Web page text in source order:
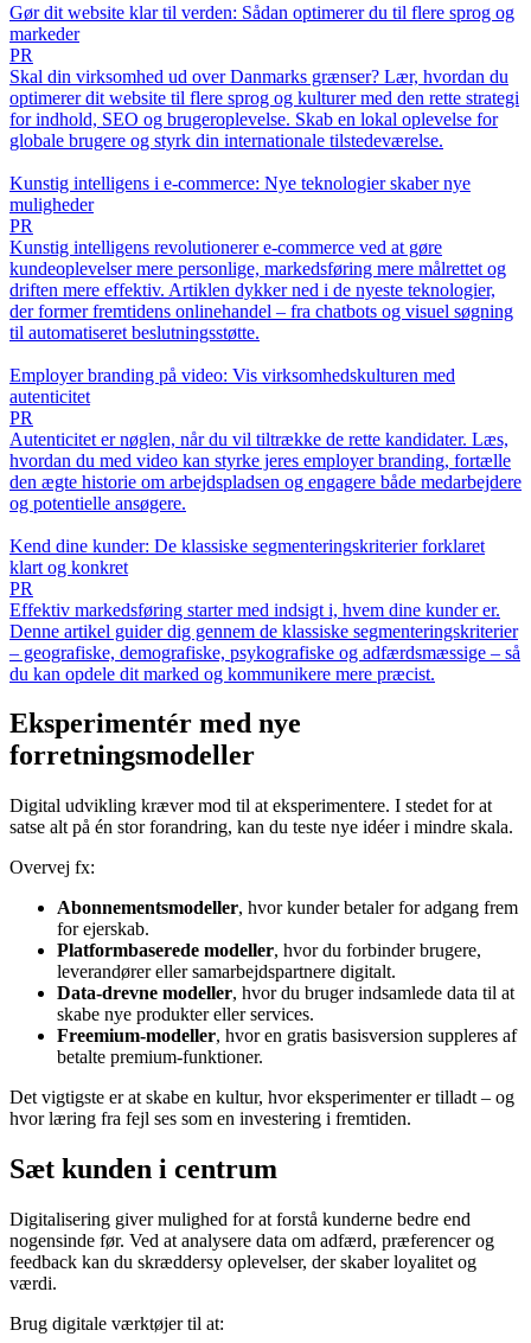
Gør dit website klar til verden: Sådan optimerer du til flere sprog og
markeder
PR
Skal din virksomhed ud over Danmarks grænser? Lær, hvordan du
optimerer dit website til flere sprog og kulturer med den rette strategi
for indhold, SEO og brugeroplevelse. Skab en lokal oplevelse for
globale brugere og styrk din internationale tilstedeværelse.
Kunstig intelligens i e-commerce: Nye teknologier skaber nye
muligheder
PR
Kunstig intelligens revolutionerer e-commerce ved at gøre
kundeoplevelser mere personlige, markedsføring mere målrettet og
driften mere effektiv. Artiklen dykker ned i de nyeste teknologier,
der former fremtidens onlinehandel – fra chatbots og visuel søgning
til automatiseret beslutningsstøtte.
Employer branding på video: Vis virksomhedskulturen med
autenticitet
PR
Autenticitet er nøglen, når du vil tiltrække de rette kandidater. Læs,
hvordan du med video kan styrke jeres employer branding, fortælle
den ægte historie om arbejdspladsen og engagere både medarbejdere
og potentielle ansøgere.
Kend dine kunder: De klassiske segmenteringskriterier forklaret
klart og konkret
PR
Effektiv markedsføring starter med indsigt i, hvem dine kunder er.
Denne artikel guider dig gennem de klassiske segmenteringskriterier
– geografiske, demografiske, psykografiske og adfærdsmæssige – så
du kan opdele dit marked og kommunikere mere præcist.
Eksperimentér med nye
forretningsmodeller
Digital udvikling kræver mod til at eksperimentere. I stedet for at
satse alt på én stor forandring, kan du teste nye idéer i mindre skala.
Overvej fx:
Abonnementsmodeller, hvor kunder betaler for adgang frem
for ejerskab.
Platformbaserede modeller, hvor du forbinder brugere,
leverandører eller samarbejdspartnere digitalt.
Data-drevne modeller, hvor du bruger indsamlede data til at
skabe nye produkter eller services.
Freemium-modeller, hvor en gratis basisversion suppleres af
betalte premium-funktioner.
Det vigtigste er at skabe en kultur, hvor eksperimenter er tilladt – og
hvor læring fra fejl ses som en investering i fremtiden.
Sæt kunden i centrum
Digitalisering giver mulighed for at forstå kunderne bedre end
nogensinde før. Ved at analysere data om adfærd, præferencer og
feedback kan du skræddersy oplevelser, der skaber loyalitet og
værdi.
Brug digitale værktøjer til at: